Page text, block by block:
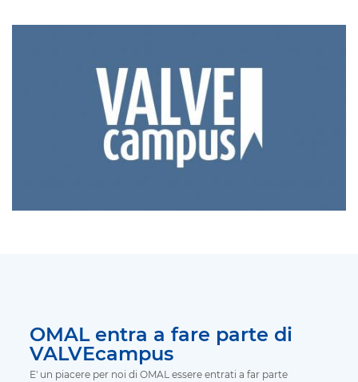
OMAL entra a fare parte di
VALVEcampus
E' un piacere per noi di OMAL essere entrati a far parte